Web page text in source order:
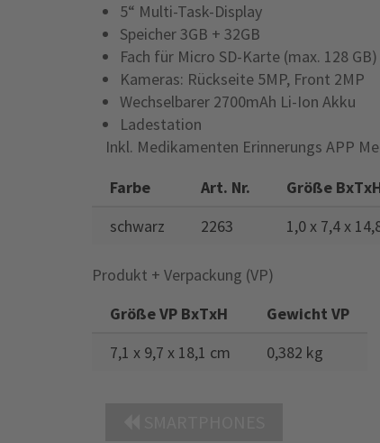
5“ Multi-Task-Display
Speicher 3GB + 32GB
Fach für Micro SD-Karte (max. 128 GB)
Kameras: Rückseite 5MP, Front 2MP
Wechselbarer 2700mAh Li-Ion Akku
Ladestation
Inkl. Medikamenten Erinnerungs APP
Farbe
Art. Nr. Größe
schwarz
2263 1,0 x 7,4 x
Produkt + Verpackung (VP)
Größe VP BxTxH
Gewicht VP
7,1 x 9,7 x 18,1 cm
0,382 kg